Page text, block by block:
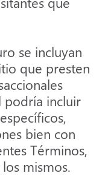
se incluyan
que presten
podría incluir
bien con
Términos,
mismos.